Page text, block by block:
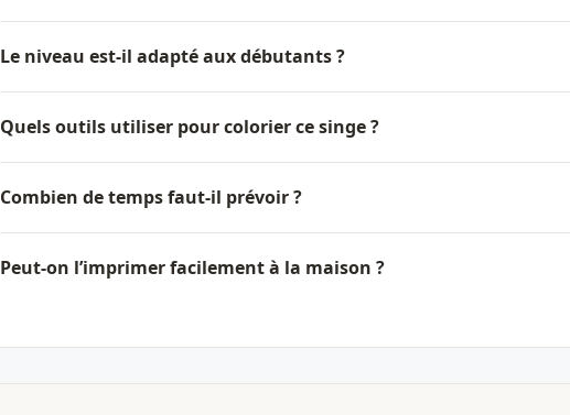
Le niveau est-il adapté aux débutants ?
Quels outils utiliser pour colorier ce singe ?
Combien de temps faut-il prévoir ?
Peut-on l’imprimer facilement à la maison ?